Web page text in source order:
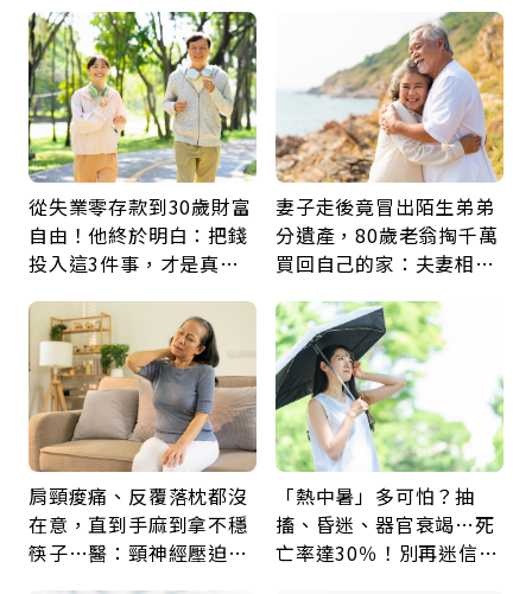
從失業零存款到30歲財富
自由！他終於明白：把錢
投入這3件事，才是真正
妻子走後竟冒出陌生弟弟
分遺產，80歲老翁掏千萬
買回自己的家：夫妻相守
肩頸痠痛、反覆落枕都沒
在意，直到手麻到拿不穩
筷子…醫：頸神經壓迫上
「熱中暑」多可怕？抽
搐、昏迷、器官衰竭…死
亡率達30％！別再迷信